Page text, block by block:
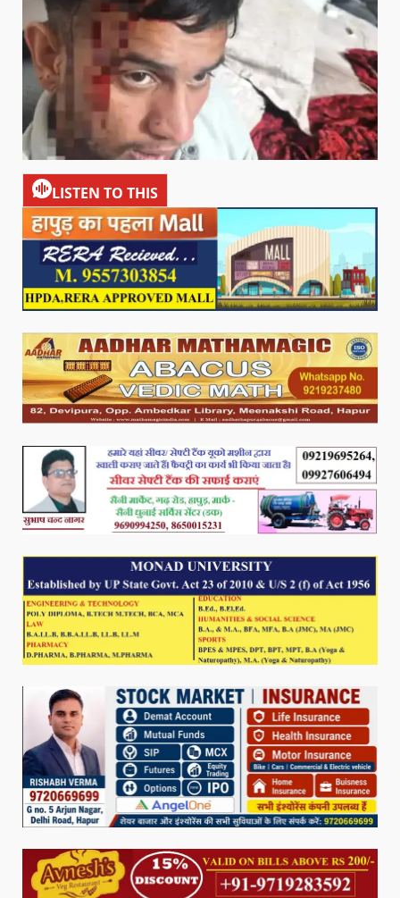
LISTEN TO THIS